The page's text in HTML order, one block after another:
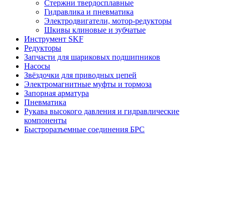
Стержни твердосплавные
Гидравлика и пневматика
Электродвигатели, мотор-редукторы
Шкивы клиновые и зубчатые
Инструмент SKF
Редукторы
Запчасти для шариковых подшипников
Насосы
Звёздочки для приводных цепей
Электромагнитные муфты и тормоза
Запорная арматура
Пневматика
Рукава высокого давления и гидравлические
компоненты
Быстроразъемные соединения БРС